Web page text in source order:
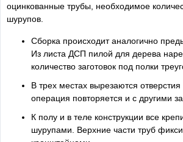
оцинкованные трубы, необходимое
шурупов.
Сборка происходит аналогично
Из листа ДСП пилой для дерева
количество заготовок под полки
В трех местах вырезаются
операция повторяется и с другими
К полу и в теле конструкции все
шурупами. Верхние части труб